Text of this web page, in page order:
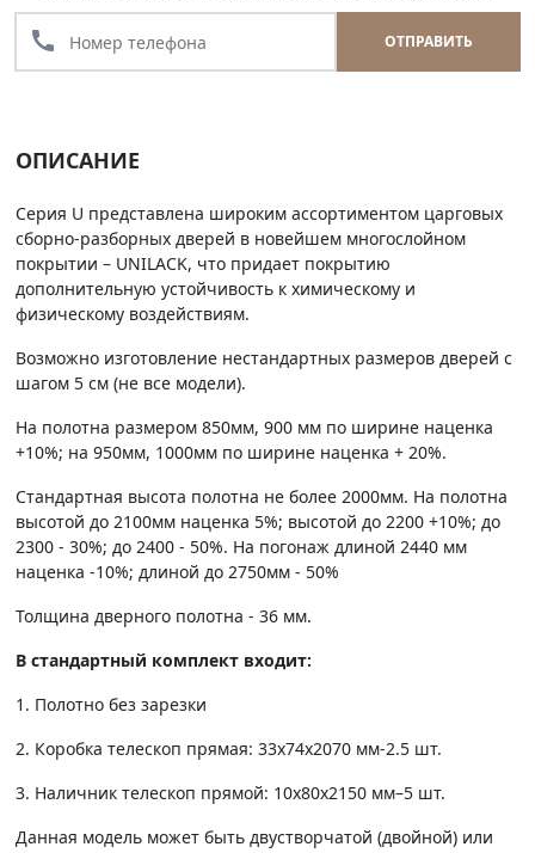
call ОТПРАВИТЬ
ОПИСАНИЕ
Серия U представлена широким ассортиментом царговых
сборно-разборных дверей в новейшем многослойном
покрытии – UNILACK, что придает покрытию
дополнительную устойчивость к химическому и
физическому воздействиям.
Возможно изготовление нестандартных размеров дверей с
шагом 5 см (не все модели).
На полотна размером 850мм, 900 мм по ширине наценка
+10%; на 950мм, 1000мм по ширине наценка + 20%.
Стандартная высота полотна не более 2000мм. На полотна
высотой до 2100мм наценка 5%; высотой до 2200 +10%; до
2300 - 30%; до 2400 - 50%. На погонаж длиной 2440 мм
наценка -10%; длиной до 2750мм - 50%
Толщина дверного полотна - 36 мм.
В стандартный комплект входит:
1. Полотно без зарезки
2. Коробка телескоп прямая: 33х74х2070 мм-2.5 шт.
3. Наличник телескоп прямой: 10х80х2150 мм–5 шт.
Данная модель может быть двустворчатой (двойной) или